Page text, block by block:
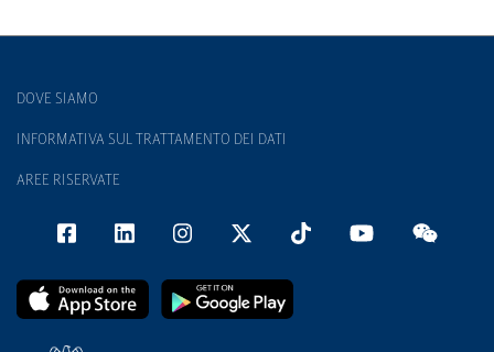
DOVE SIAMO
INFORMATIVA SUL TRATTAMENTO DEI DATI
AREE RISERVATE